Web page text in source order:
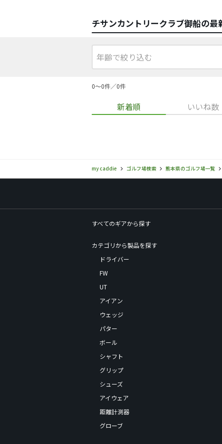
チサンカントリークラブ御船の最
0〜0件／0件
新着順 いいね数
my caddie ゴルフ場検索 熊本県のゴルフ場一覧
すべてのギアから探す
カテゴリから製品を探す
ドライバー
FW
UT
アイアン
ウェッジ
パター
ボール
シャフト
グリップ
シューズ
アイウェア
距離計測器
グローブ